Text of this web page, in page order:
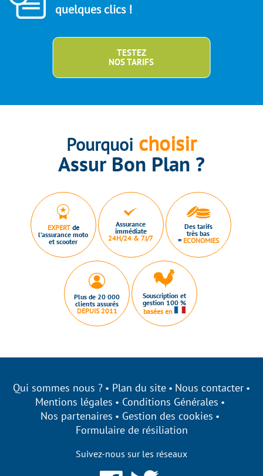
quelques clics !
TESTEZ
NOS TARIFS
Pourquoi choisir
Assur Bon Plan ?
EXPERTde
l’assurance moto
et scooter
Assurance
immédiate
24H/24 & 7J/7
Des tarifs
très bas
= ECONOMIES
Plus de 20 000
clients assurés
DEPUIS 2011
Souscription et
gestion 100 %
basées en
Qui sommes nous ? Plan du site
Nous contacter
Mentions légales
Conditions Générales
Nos partenaires
Gestion des cookies
Formulaire de résiliation
Suivez-nous sur les réseaux